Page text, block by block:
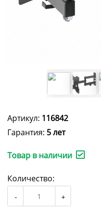
Артикул: 116842
Гарантия: 5 лет
Товар в наличии
Количество: